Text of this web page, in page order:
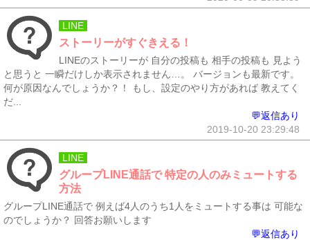
LINE
ストーリーがすぐきえる！
LINEのストーリーが 自分の投稿も 相手の投稿も 見よう
と思うと 一瞬だけしか表示されません…。 バージョンも最新です。
何が原因なんでしょうか？！ もし、設定のやり方があれば 教えてく
だ...
💬返信あり
2019-10-20 23:29:48
LINE
グループLINE通話で 特定の人のみミュートする
方法
グループLINE通話で 例えば4人のうち1人をミュートする事は 可能な
のでしょうか？ 回答お願いします
💬返信あり